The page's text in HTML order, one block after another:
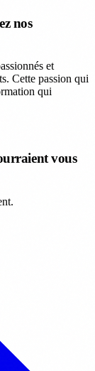
nos
et
Cette passion qui
qui
vous